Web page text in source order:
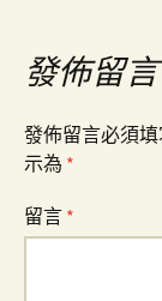
導
覽
發佈留言
發佈留言必須
示為 *
留言 *